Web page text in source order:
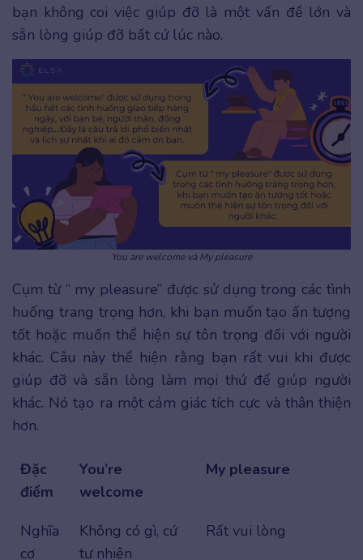
bạn không coi việc giúp đỡ là một vấn đề lớn và
sẵn lòng giúp đỡ bất cứ lúc nào.
You are welcome và My pleasure
Cụm từ “ my pleasure” được sử dụng trong các tình
huống trang trọng hơn, khi bạn muốn tạo ấn tượng
tốt hoặc muốn thể hiện sự tôn trọng đối với người
khác. Câu này thể hiện rằng bạn rất vui khi được
giúp đỡ và sẵn lòng làm mọi thứ để giúp người
khác. Nó tạo ra một cảm giác tích cực và thân thiện
hơn.
Đặc
điểm
You’re
welcome
My pleasure
Nghĩa
cơ
Không có gì, cứ
tự nhiên
Rất vui lòng